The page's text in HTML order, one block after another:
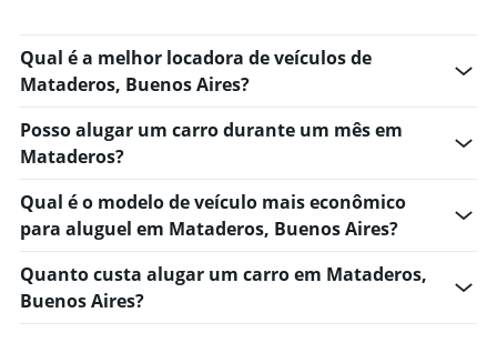
Qual é a melhor locadora de veículos de
Mataderos, Buenos Aires?
Posso alugar um carro durante um mês em
Mataderos?
Qual é o modelo de veículo mais econômico
para aluguel em Mataderos, Buenos Aires?
Quanto custa alugar um carro em Mataderos,
Buenos Aires?